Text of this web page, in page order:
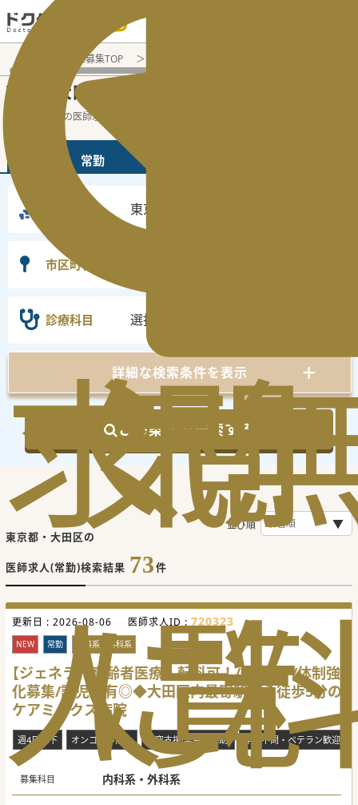
求
人
気
に
閲
覧
医師転職・求人募集TOP
東京都大田区
東京都の常勤の医師求人の検索結果です。
常勤
東京都
市区町村
診療科目 選択なし
詳細な検索条件を表示
この条件で検索する
東京都・大田区の
医師求人(常勤)検索結果 73件
並び順
更新日 : 2026-08-06 医師求人ID : 720323
NEW 常勤 内科系・外科系
【ジェネラル高齢者医療】転科可！/週4日～/体制強
化募集/託児所有◎◆大田区内最寄駅から徒歩5分の
ケアミックス病院
週4日以下 オンコール無し 研究支援(学会費補助) 年齢不問・ベテラン歓迎
募集科目 内科系・外科系